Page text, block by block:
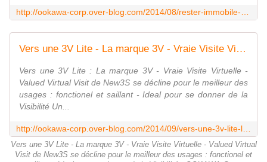
Vers une 3V Lite - La marque 3V - Vraie Visite Virtuelle - Valued Virtual Visit de New3S se décline pour le meilleur des usages : fonctionel et saillant - Ideal pour se donner de la Visibilité - OOKAWA Corp.
Vers une 3V Lite : La marque 3V - Vraie Visite Virtuelle -
Valued Virtual Visit de New3S se décline pour le meilleur des
usages : fonctionel et saillant - Ideal pour se donner de la
Visibilité Un...
Vers une 3V Lite - La marque 3V - Vraie Visite Virtuelle - Valued Virtual
Visit de New3S se décline pour le meilleur des usages : fonctionel et